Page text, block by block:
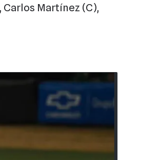
Carlos Martínez (C),